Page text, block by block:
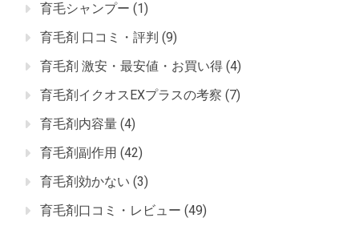
育毛シャンプー (1)
育毛剤 口コミ・評判 (9)
育毛剤 激安・最安値・お買い得 (4)
育毛剤イクオスEXプラスの考察 (7)
育毛剤内容量 (4)
育毛剤副作用 (42)
育毛剤効かない (3)
育毛剤口コミ・レビュー (49)